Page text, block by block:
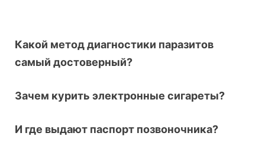
Какой метод диагностики паразитов
самый достоверный?
Зачем курить электронные сигареты?
И где выдают паспорт позвоночника?